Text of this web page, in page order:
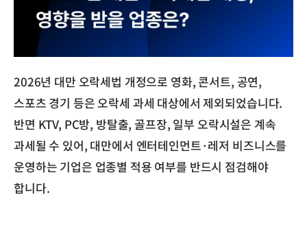
2026년 대만 오락세법 개정으로 영화, 콘서트, 공연,
스포츠 경기 등은 오락세 과세 대상에서 제외되었습니다.
반면 KTV, PC방, 방탈출, 골프장, 일부 오락시설은 계속
과세될 수 있어, 대만에서 엔터테인먼트·레저 비즈니스를
운영하는 기업은 업종별 적용 여부를 반드시 점검해야
합니다.